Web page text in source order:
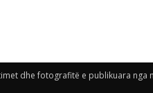
dhe fotografitë e publikuara